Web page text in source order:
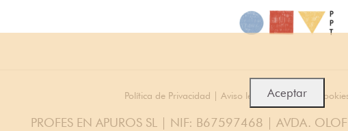
Política de Privacidad | Aviso legal |Política de
PROFES EN APUROS SL | NIF: B67597468 | AVDA.
Aceptar